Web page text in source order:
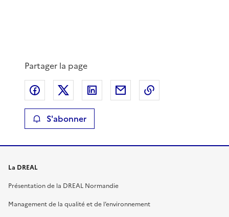
Partager la page
Partager sur Facebook
Partager sur XPartager sur LinkedIn
Partager par email
S'abonner
La DREAL
Présentation de la DREAL Normandie
Management de la qualité et de l’environnement